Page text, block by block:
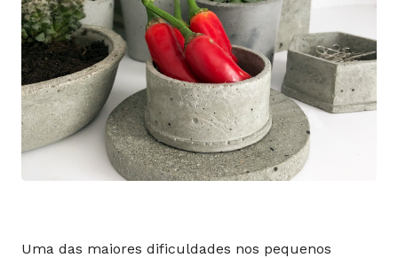
Uma das maiores dificuldades nos pequenos